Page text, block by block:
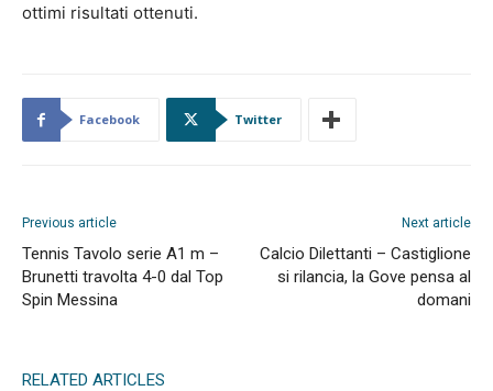
ottimi risultati ottenuti.
Facebook Twitter
Previous article
Tennis Tavolo serie A1 m –
Brunetti travolta 4-0 dal Top
Spin Messina
Next article
Calcio Dilettanti – Castiglione
si rilancia, la Gove pensa al
domani
RELATED ARTICLES